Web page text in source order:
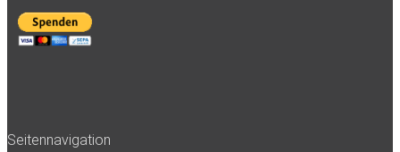
Seitennavigation